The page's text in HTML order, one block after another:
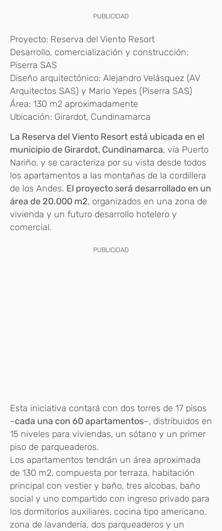
PUBLICIDAD
Proyecto: Reserva del Viento Resort
Desarrollo, comercialización y construcción:
Piserra SAS
Diseño arquitectónico: Alejandro Velásquez (AV
Arquitectos SAS) y Mario Yepes (Piserra SAS)
Área: 130 m2 aproximadamente
Ubicación: Girardot, Cundinamarca
La Reserva del Viento Resort está ubicada en el
municipio de Girardot, Cundinamarca, vía Puerto
Nariño, y se caracteriza por su vista desde todos
los apartamentos a las montañas de la cordillera
de los Andes. El proyecto será desarrollado en un
área de 20.000 m2, organizados en una zona de
vivienda y un futuro desarrollo hotelero y
comercial.
PUBLICIDAD
Esta iniciativa contará con dos torres de 17 pisos
–cada una con 60 apartamentos–, distribuidos en
15 niveles para viviendas, un sótano y un primer
piso de parqueaderos.
Los apartamentos tendrán un área aproximada
de 130 m2, compuesta por terraza, habitación
principal con vestier y baño, tres alcobas, baño
social y uno compartido con ingreso privado para
los dormitorios auxiliares, cocina tipo americano,
zona de lavandería, dos parqueaderos y un